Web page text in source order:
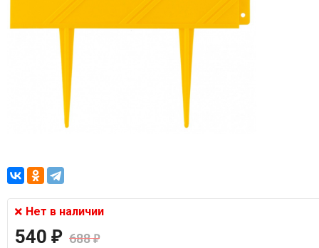
Нет в наличии
540 ₽ 688₽